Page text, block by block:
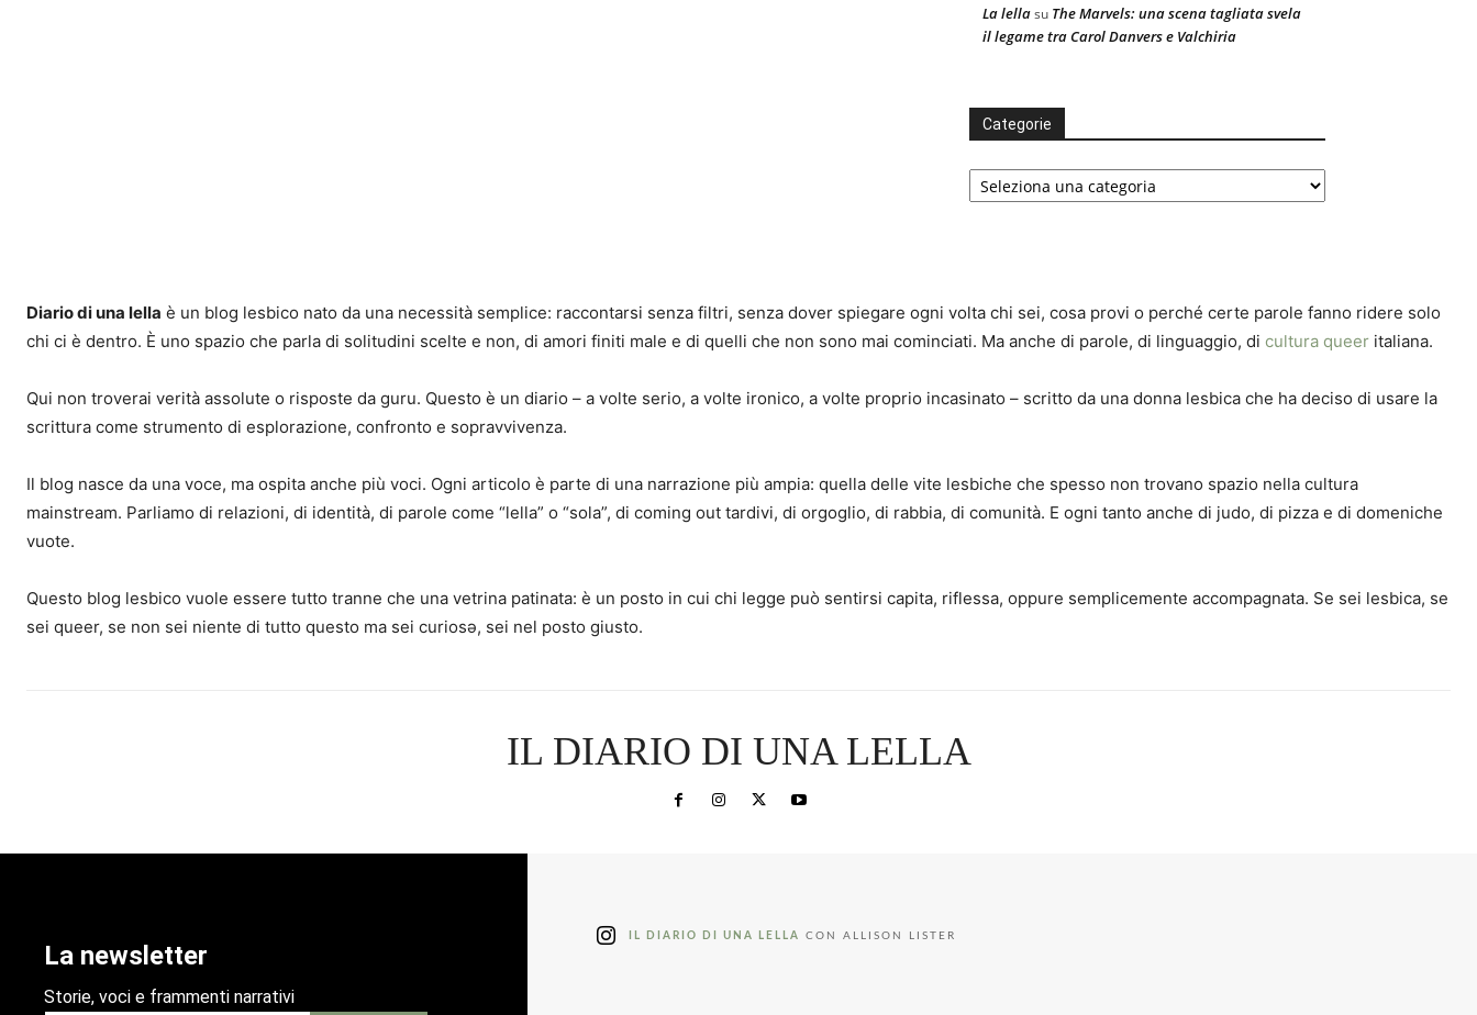
La lellasu The Marvels: una scena tagliata svela
il legame tra Carol Danvers e Valchiria
Categorie
Categorie
Diario di una lella è un blog lesbico nato da una necessità semplice: raccontarsi senza filtri, senza dover spiegare ogni volta chi sei, cosa provi o perché certe parole fanno ridere solo
chi ci è dentro. È uno spazio che parla di solitudini scelte e non, di amori finiti male e di quelli che non sono mai cominciati. Ma anche di parole, di linguaggio, di cultura queer italiana.
Qui non troverai verità assolute o risposte da guru. Questo è un diario – a volte serio, a volte ironico, a volte proprio incasinato – scritto da una donna lesbica che ha deciso di usare la
scrittura come strumento di esplorazione, confronto e sopravvivenza.
Il blog nasce da una voce, ma ospita anche più voci. Ogni articolo è parte di una narrazione più ampia: quella delle vite lesbiche che spesso non trovano spazio nella cultura
mainstream. Parliamo di relazioni, di identità, di parole come “lella” o “sola”, di coming out tardivi, di orgoglio, di rabbia, di comunità. E ogni tanto anche di judo, di pizza e di domeniche
vuote.
Questo blog lesbico vuole essere tutto tranne che una vetrina patinata: è un posto in cui chi legge può sentirsi capita, riflessa, oppure semplicemente accompagnata. Se sei lesbica, se
sei queer, se non sei niente di tutto questo ma sei curiosə, sei nel posto giusto.
IL DIARIO DI UNA LELLA
IL DIARIO DI UNA LELLA CON ALLISON LISTER